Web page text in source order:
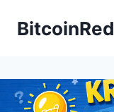
BitcoinRed